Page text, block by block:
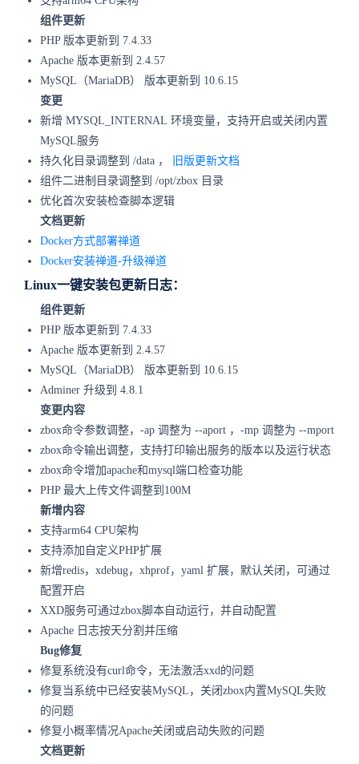
组件更新
PHP 版本更新到 7.4.33
Apache 版本更新到 2.4.57
MySQL（MariaDB） 版本更新到 10.6.15
变更
新增 MYSQL_INTERNAL 环境变量，支持开启或关闭内置
MySQL服务
持久化目录调整到 /data ，
旧版更新文档
组件二进制目录调整到 /opt/zbox 目录
优化首次安装检查脚本逻辑
文档更新
Docker方式部署禅道
Docker安装禅道-升级禅道
Linux一键安装包更新日志：
组件更新
PHP 版本更新到 7.4.33
Apache 版本更新到 2.4.57
MySQL（MariaDB） 版本更新到 10.6.15
Adminer 升级到 4.8.1
变更内容
zbox命令参数调整，-ap 调整为 --aport ，-mp 调整为 --mport
zbox命令输出调整，支持打印输出服务的版本以及运行状态
zbox命令增加apache和mysql端口检查功能
PHP 最大上传文件调整到100M
新增内容
支持arm64 CPU架构
支持添加自定义PHP扩展
新增redis，xdebug，xhprof，yaml 扩展，默认关闭，可通过
配置开启
XXD服务可通过zbox脚本自动运行，并自动配置
Apache 日志按天分割并压缩
Bug修复
修复系统没有curl命令，无法激活xxd的问题
修复当系统中已经安装MySQL，关闭zbox内置MySQL失败
的问题
修复小概率情况Apache关闭或启动失败的问题
文档更新